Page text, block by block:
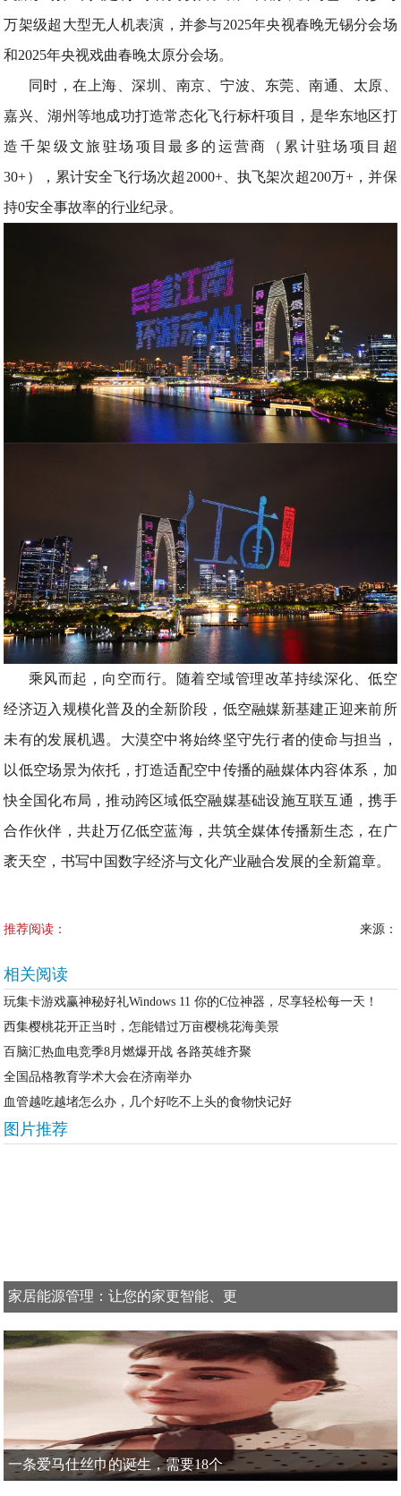
万架级超大型无人机表演，并参与2025年央视春晚无锡分会场
和2025年央视戏曲春晚太原分会场。
同时，在上海、深圳、南京、宁波、东莞、南通、太原、
嘉兴、湖州等地成功打造常态化飞行标杆项目，是华东地区打
造千架级文旅驻场项目最多的运营商（累计驻场项目超
30+），累计安全飞行场次超2000+、执飞架次超200万+，并保
持0安全事故率的行业纪录。
乘风而起，向空而行。随着空域管理改革持续深化、低空
经济迈入规模化普及的全新阶段，低空融媒新基建正迎来前所
未有的发展机遇。大漠空中将始终坚守先行者的使命与担当，
以低空场景为依托，打造适配空中传播的融媒体内容体系，加
快全国化布局，推动跨区域低空融媒基础设施互联互通，携手
合作伙伴，共赴万亿低空蓝海，共筑全媒体传播新生态，在广
袤天空，书写中国数字经济与文化产业融合发展的全新篇章。
推荐阅读： 来源：
相关阅读
玩集卡游戏赢神秘好礼Windows 11 你的C位神器，尽享轻松每一天！
西集樱桃花开正当时，怎能错过万亩樱桃花海美景
百脑汇热血电竞季8月燃爆开战 各路英雄齐聚
全国品格教育学术大会在济南举办
血管越吃越堵怎么办，几个好吃不上头的食物快记好
图片推荐
家居能源管理：让您的家更智能、更
一条爱马仕丝巾的诞生，需要18个